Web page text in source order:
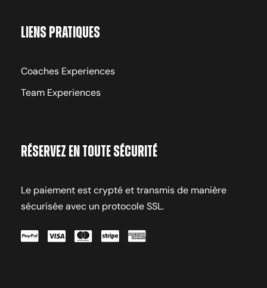
Liens pratiques
Coaches Experiences
Team Experiences
Réservez en toute sécurité
Le paiement est crypté et transmis de manière
sécurisée avec un protocole SSL.